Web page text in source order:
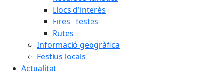
Llocs d'interès
Fires i festes
Rutes
Informació geogràfica
Festius locals
Actualitat